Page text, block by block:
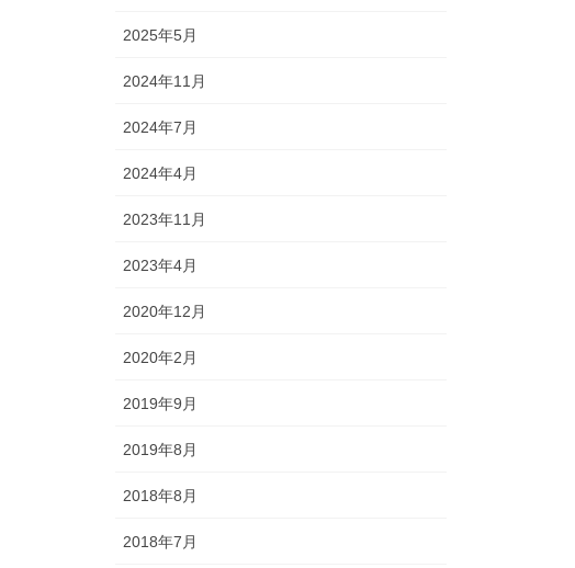
2025年5月
2024年11月
2024年7月
2024年4月
2023年11月
2023年4月
2020年12月
2020年2月
2019年9月
2019年8月
2018年8月
2018年7月